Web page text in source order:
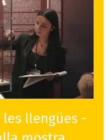
llengües -